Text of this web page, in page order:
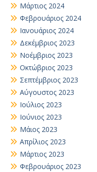
Μάρτιος 2024
Φεβρουάριος 2024
Ιανουάριος 2024
Δεκέμβριος 2023
Νοέμβριος 2023
Οκτώβριος 2023
Σεπτέμβριος 2023
Αύγουστος 2023
Ιούλιος 2023
Ιούνιος 2023
Μάιος 2023
Απρίλιος 2023
Μάρτιος 2023
Φεβρουάριος 2023